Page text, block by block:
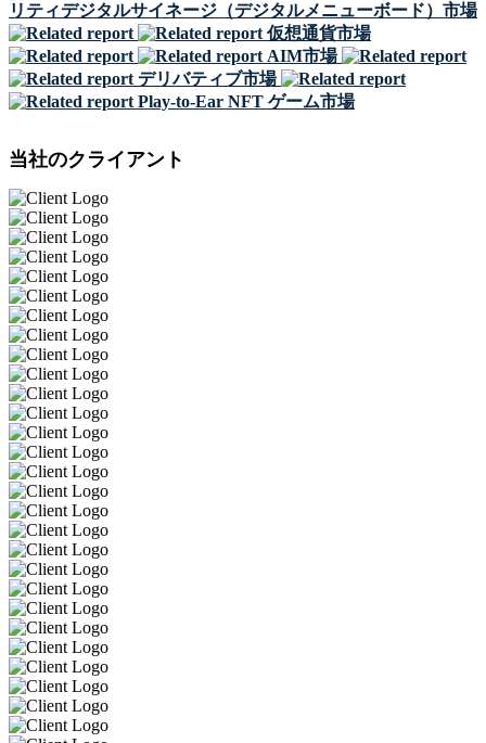
リティデジタルサイネージ（デジタルメニューボード）市場
仮想通貨市場
AIM市場
デリバティブ市場
Play-to-Ear NFT ゲーム市場
当社のクライアント